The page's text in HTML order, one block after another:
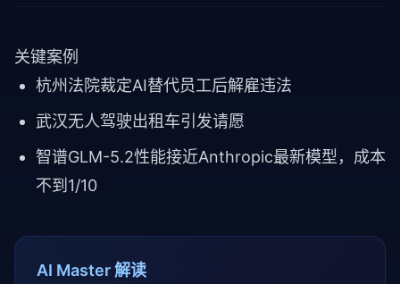
关键案例
杭州法院裁定AI替代员工后解雇违法
武汉无人驾驶出租车引发请愿
智谱GLM-5.2性能接近Anthropic最新模型，成本
不到1/10
AI Master 解读